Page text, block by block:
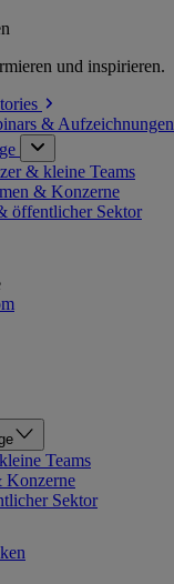
und inspirieren.
& Aufzeichnungen
& kleine Teams
& Konzerne
öffentlicher Sektor
Teams
Konzerne
Sektor